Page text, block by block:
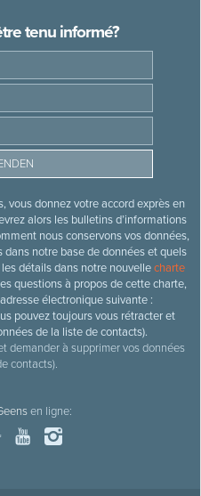
tenu informé?
vous donnez votre accord exprès en
alors les bulletins d’informations
nous conservons vos données,
notre base de données et quels
détails dans notre nouvellecharte
questions à propos de cette charte,
électronique suivante :
pouvez toujours vous rétracter et
de la liste de contacts).
demander à supprimer vos données
contacts).
en ligne: